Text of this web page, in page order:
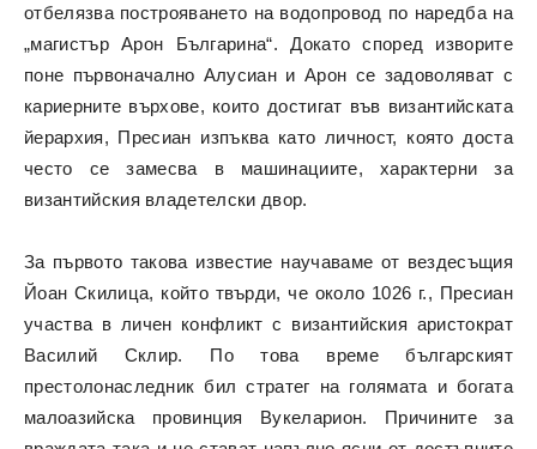
отбелязва построяването на водопровод по наредба на
„магистър Арон Българина“. Докато според изворите
поне първоначално Алусиан и Арон се задоволяват с
кариерните върхове, които достигат във византийската
йерархия, Пресиан изпъква като личност, която доста
често се замесва в машинациите, характерни за
византийския владетелски двор.
За първото такова известие научаваме от вездесъщия
Йоан Скилица, който твърди, че около 1026 г., Пресиан
участва в личен конфликт с византийския аристократ
Василий Склир. По това време българският
престолонаследник бил стратег на голямата и богата
малоазийска провинция Вукеларион. Причините за